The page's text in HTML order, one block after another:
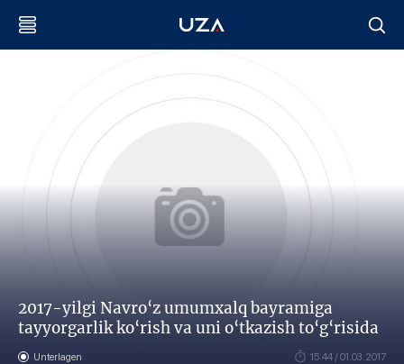
2017-yilgi Navro‘z umumxalq bayramiga
tayyorgarlik ko‘rish va uni o‘tkazish to‘g‘risida
Unterlagen 15:44 / 01.03.2017